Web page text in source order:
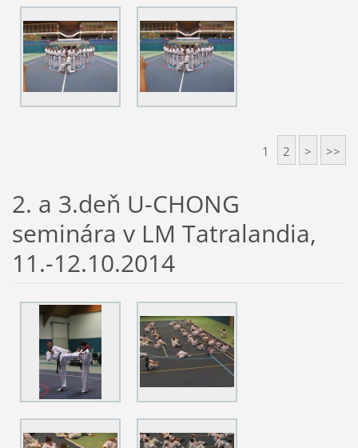
1 2 > >>
2. a 3.deň U-CHONG
seminára v LM Tatralandia,
11.-12.10.2014